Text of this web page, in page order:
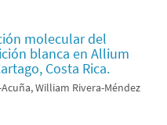
molecular del
blanca en Allium
Costa Rica.
William Rivera-Méndez